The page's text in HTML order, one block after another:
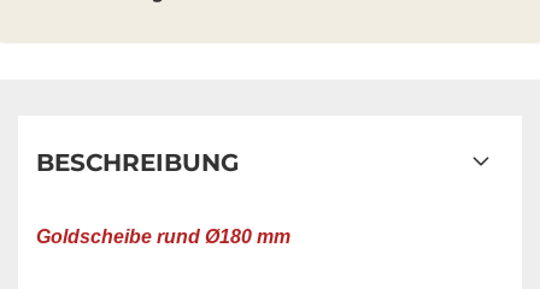
BESCHREIBUNG
Goldscheibe rund Ø180 mm